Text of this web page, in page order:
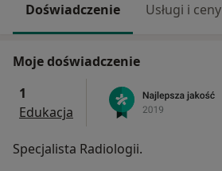
Doświadczenie Usługi i ceny
Moje doświadczenie
1
Edukacja
Specjalista Radiologii.